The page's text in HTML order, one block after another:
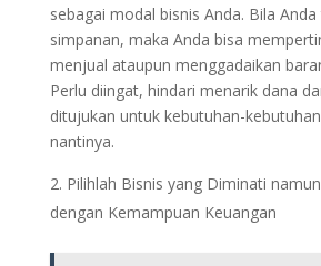
sebagai modal bisnis Anda. Bila
simpanan, maka Anda bisa
menjual ataupun menggadaikan
Perlu diingat, hindari menarik dana
ditujukan untuk kebutuhan-
nantinya.
Pilihlah Bisnis yang Diminati
dengan Kemampuan Keuangan